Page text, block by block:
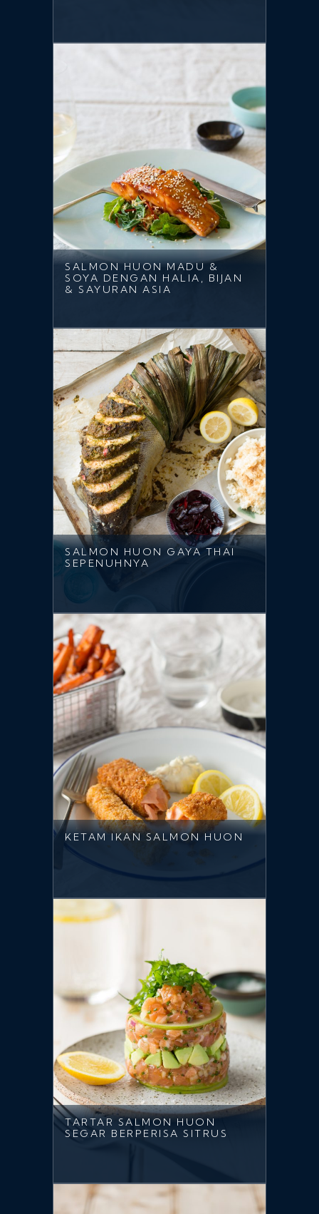
SALMON HUON MADU &
SOYA DENGAN HALIA, BIJAN
& SAYURAN ASIA
SALMON HUON GAYA THAI
SEPENUHNYA
KETAM IKAN SALMON HUON
TARTAR SALMON HUON
SEGAR BERPERISA SITRUS